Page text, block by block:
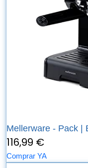
Mellerware - Pack |
116,99 €
Comprar YA